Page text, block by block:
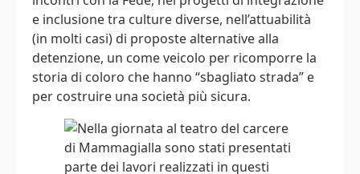
e inclusione tra culture diverse, nell’attuabilità
(in molti casi) di proposte alternative alla
detenzione, un come veicolo per ricomporre la
storia di coloro che hanno “sbagliato strada” e
per costruire una società più sicura.